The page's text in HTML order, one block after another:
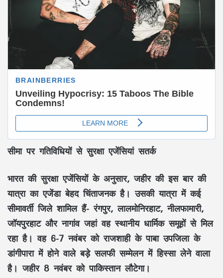
सीमा पर गतिविधियों से सुरक्षा एजेंसियां सतर्क
भारत की सुरक्षा एजेंसियों के अनुसार, जहीर की इस बार की
यात्रा का एजेंडा बेहद चिंताजनक है। उसकी यात्रा में कई
सीमावर्ती जिले शामिल हैं- रंगपुर, लालमोनिरहाट, नीलफामारी,
जॉयपुरहाट और नागांव जहां वह स्थानीय धार्मिक समूहों से मिल
रहा है। वह 6-7 नवंबर को राजशाही के पाबा उपजिला के
डांगीपारा में होने वाले बड़े सलफी सम्मेलन में हिस्सा लेने वाला
है। जहीर 8 नवंबर को पाकिस्तान लौटेगा।